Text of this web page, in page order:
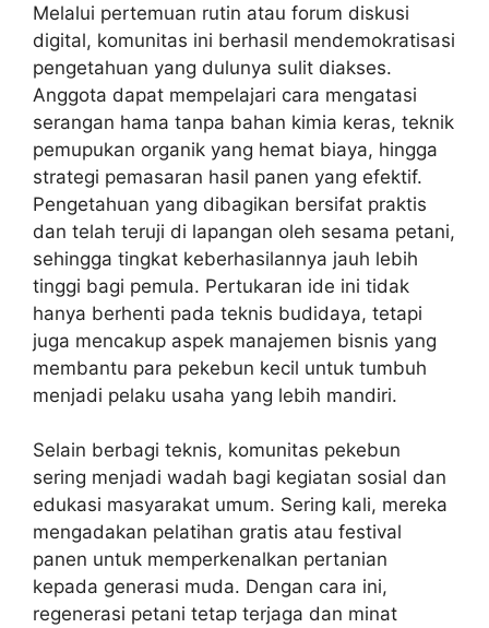
Melalui pertemuan rutin atau forum diskusi
digital, komunitas ini berhasil mendemokratisasi
pengetahuan yang dulunya sulit diakses.
Anggota dapat mempelajari cara mengatasi
serangan hama tanpa bahan kimia keras, teknik
pemupukan organik yang hemat biaya, hingga
strategi pemasaran hasil panen yang efektif.
Pengetahuan yang dibagikan bersifat praktis
dan telah teruji di lapangan oleh sesama petani,
sehingga tingkat keberhasilannya jauh lebih
tinggi bagi pemula. Pertukaran ide ini tidak
hanya berhenti pada teknis budidaya, tetapi
juga mencakup aspek manajemen bisnis yang
membantu para pekebun kecil untuk tumbuh
menjadi pelaku usaha yang lebih mandiri.
Selain berbagi teknis, komunitas pekebun
sering menjadi wadah bagi kegiatan sosial dan
edukasi masyarakat umum. Sering kali, mereka
mengadakan pelatihan gratis atau festival
panen untuk memperkenalkan pertanian
kepada generasi muda. Dengan cara ini,
regenerasi petani tetap terjaga dan minat